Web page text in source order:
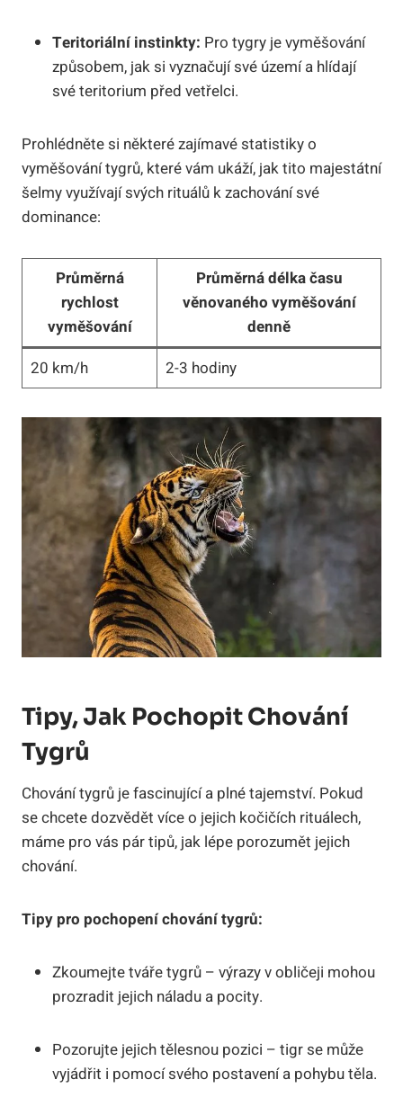
Teritoriální instinkty: Pro tygry je vyměšování
způsobem, jak si vyznačují své území a hlídají
své teritorium před vetřelci.
Prohlédněte si některé zajímavé statistiky o
vyměšování tygrů, které vám ukáží, jak tito majestátní
šelmy využívají svých rituálů k zachování své
dominance:
Průměrná
rychlost
vyměšování
Průměrná délka času
věnovaného vyměšování
denně
20 km/h
2-3 hodiny
Tipy, Jak Pochopit Chování
Tygrů
Chování tygrů je fascinující a plné tajemství. Pokud
se chcete dozvědět více o jejich kočičích rituálech,
máme pro vás pár tipů, jak lépe porozumět jejich
chování.
Tipy pro pochopení chování tygrů:
Zkoumejte tváře tygrů – výrazy v obličeji mohou
prozradit jejich náladu a pocity.
Pozorujte jejich tělesnou pozici – tigr se může
vyjádřit i pomocí svého postavení a pohybu těla.